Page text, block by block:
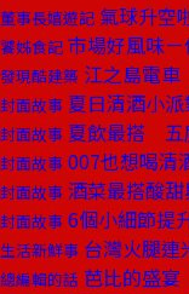
董事長嬉遊記 氣球升空
饕姊食記 市場好風味－
發現酷建築 江之島電車
封面故事 夏日清酒小派
封面故事 夏飲最搭 五
封面故事 007也想喝清
封面故事 酒菜最搭酸
封面故事 6個小細節提
生活新鮮事 台灣火腿連
總編輯的話 芭比的盛宴